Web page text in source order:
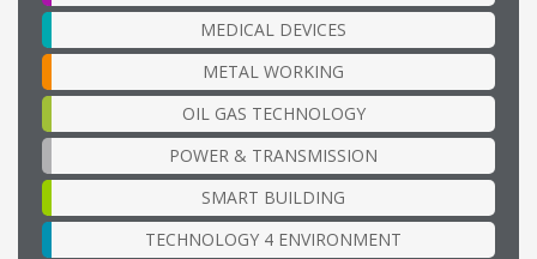
MEDICAL DEVICES
METAL WORKING
OIL GAS TECHNOLOGY
POWER & TRANSMISSION
SMART BUILDING
TECHNOLOGY 4 ENVIRONMENT